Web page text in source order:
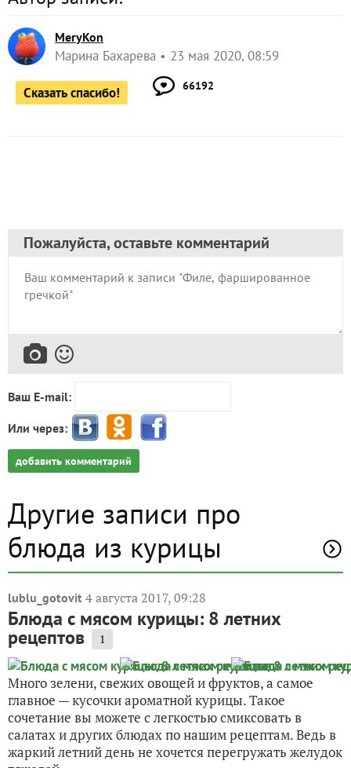
MeryKon
Сказать спасибо! 66192
Ваш E-mail:
Или через:
добавить комментарий
Другие записи про
блюда из курицы
lublu_gotovit 4 августа 2017, 09:28
Блюда с мясом курицы: 8 летних
рецептов
Много зелени, свежих овощей и фруктов, а самое
главное — кусочки ароматной курицы. Такое
сочетание вы можете с легкостью смиксовать в
салатах и других блюдах по нашим рецептам. Ведь в
жаркий летний день не хочется перегружать желудок
тяжелой...